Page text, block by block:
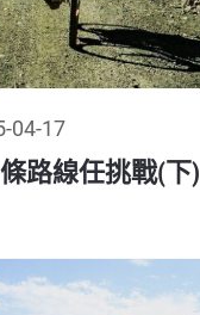
04-17
路線任挑戰(下)